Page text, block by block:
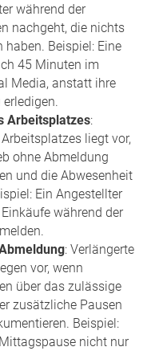
während der
nachgeht, die nichts
Beispiel: Eine
45 Minuten im
Media, anstatt ihre
Arbeitsplatzes:
liegt vor,
ohne Abmeldung
und die Abwesenheit
Ein Angestellter
während der
: Verlängerte
vor, wenn
über das zulässige
zusätzliche Pausen
Beispiel:
nicht nur